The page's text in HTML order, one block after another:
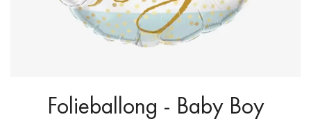
Folieballong - Baby Boy